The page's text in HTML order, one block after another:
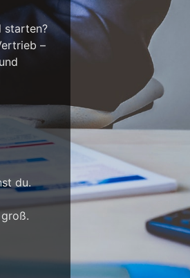
starten?
–
du.